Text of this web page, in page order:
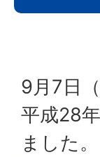
9月7日
平成28
ました。